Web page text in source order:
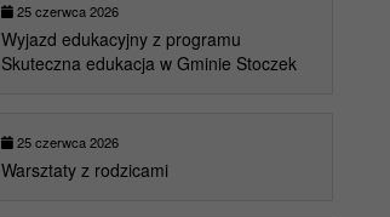
25 czerwca 2026
Wyjazd edukacyjny z programu
Skuteczna edukacja w Gminie Stoczek
25 czerwca 2026
Warsztaty z rodzicami